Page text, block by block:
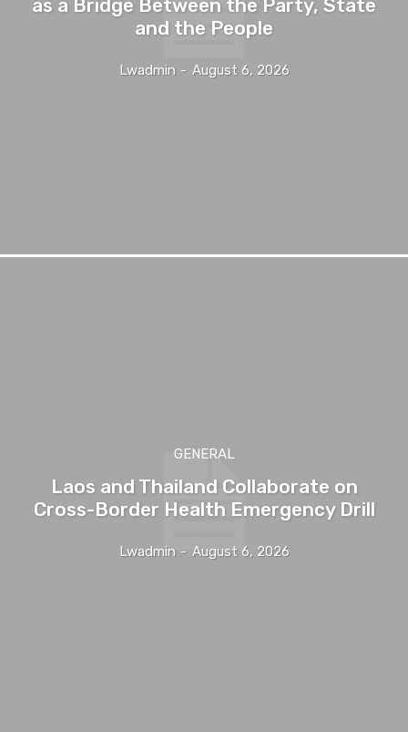
as a Bridge Between the Party, State
and the People
Lwadmin - August 6, 2026
GENERAL
Laos and Thailand Collaborate on
Cross-Border Health Emergency Drill
Lwadmin - August 6, 2026